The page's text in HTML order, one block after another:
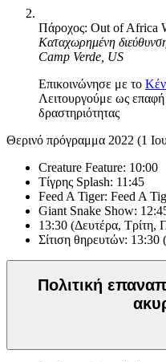
Πάροχος: Out of Africa
Καταχωρημένη
Camp Verde, US
Επικοινώνησε με το
Λειτουργούμε ως
δραστηριότητας
Θερινό πρόγραμμα 2022 (1
Creature Feature: 10:00
Τίγρης Splash: 11:45
Feed A Tiger: Feed A
Giant Snake Show:
13:30 (Δευτέρα, Τρίτη,
Σίτιση θηρευτών:
Πολιτική